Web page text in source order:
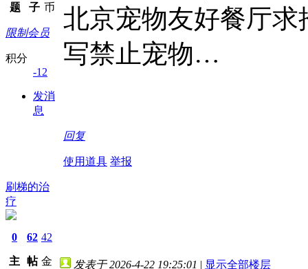
题
子 币
限制会员
积分
-12
发消
息
北京宠物友好餐厅
写禁止宠物…
回复
使用道具 举报
刷梯的治
疗
0
主
62
帖
42
金
发表于 2026-4-22 19:25:01 | 显示全部楼层